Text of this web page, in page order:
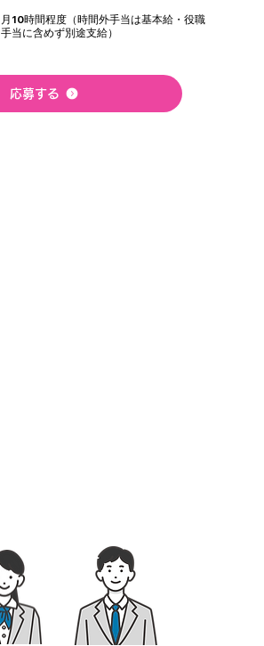
月10時間程度（時間外手当は基本給・役職
手当に含めず別途支給）
応募する